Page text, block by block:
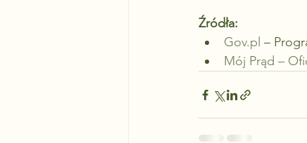
Źródła:
Gov.pl –
Mój Prąd –